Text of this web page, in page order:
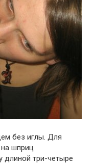
без иглы. Для
шприц
длиной три-четыре